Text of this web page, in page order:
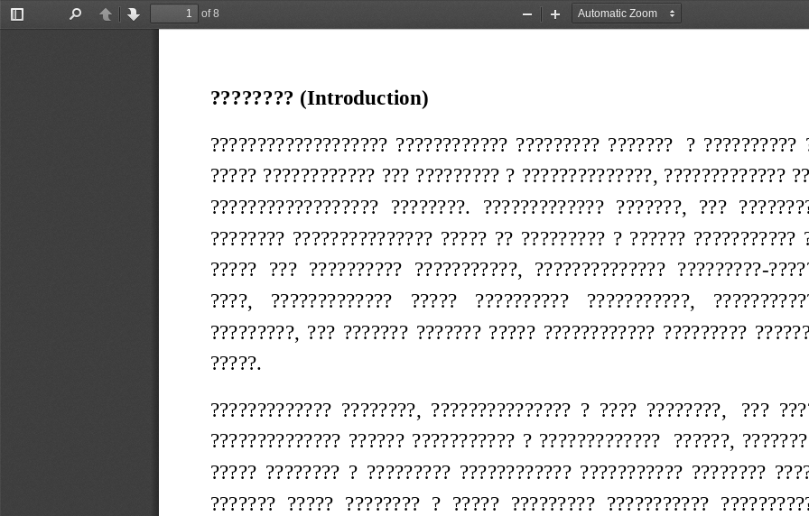
Toggle
PreviousNext
of 8
Zoom
Zoom
???????? (Introduction)
???????????????????  ????????????  ?????????  ???????   ?  ??????????
????? ???????????? ??? ????????? ? ??????????????, ?????????????
??????????????????  ???????? .  ?????????????  ???????,  ???
????????  ???????????????  ?????  ??  ?????????  ?  ??????  ???????????
?????  ???  ??????????  ???????????,  ??????????????  ?????????-
????,   ?????????????   ?????   ??????????   ???????????,
?????????,  ???  ???????  ???????  ?????  ????????????  ?????????
?????.
?????????????  ????????,  ???????????????  ?  ????  ????????,   ???
??????????????  ??????  ???????????  ?  ?????????????   ??????,
?????  ????????  ?  ?????????  ????????????  ???????????  ????????
???????  ?????  ????????  ?  ?????  ?????????  ???????????